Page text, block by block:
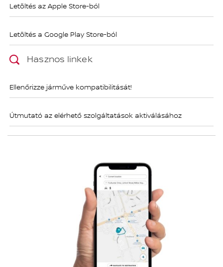
Letöltés az Apple Store-ból
Letöltés a Google Play Store-ból
Hasznos linkek
Ellenőrizze járműve kompatibilitását!
Útmutató az elérhető szolgáltatások aktiválásához